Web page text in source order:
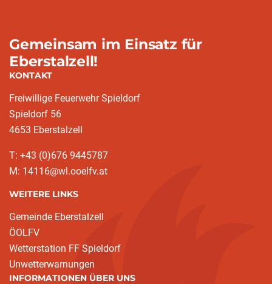
Gemeinsam im Einsatz für
Eberstalzell!
KONTAKT
Freiwillige Feuerwehr Spieldorf
Spieldorf 56
4653 Eberstalzell
T: +43 (0)676 9445787
M: 14116@wl.ooelfv.at
WEITERE LINKS
Gemeinde Eberstalzell
ÖOLFV
Wetterstation FF Spieldorf
Unwetterwarnungen
INFORMATIONEN ÜBER UNS